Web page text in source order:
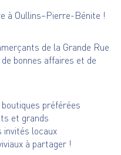
à Oullins–Pierre-Bénite !
de la Grande Rue
bonnes affaires et de
préférées
et grands
locaux
à partager !